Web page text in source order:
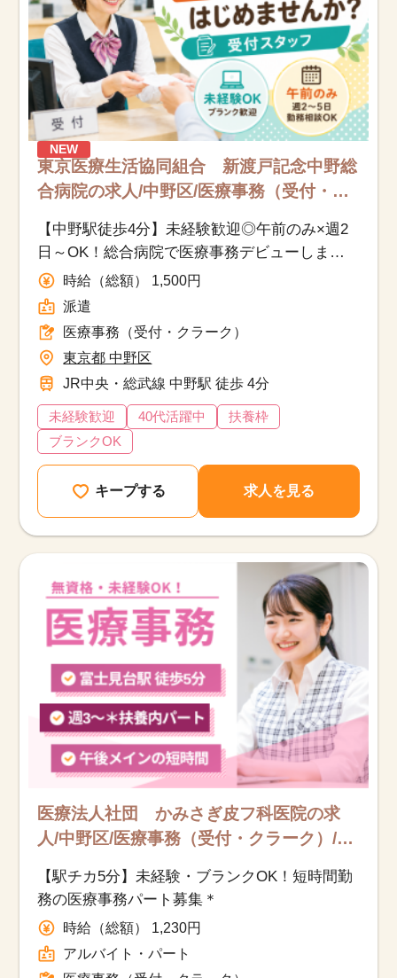
NEW
東京医療生活協同組合 新渡戸記念中野総
合病院の求人/中野区/医療事務（受付・ク
【中野駅徒歩4分】未経験歓迎◎午前のみ×週2
日～OK！総合病院で医療事務デビューしませ
んか？時給（総額） 1,500円
派遣
医療事務（受付・クラーク）
東京都 中野区
JR中央・総武線 中野駅 徒歩 4分
未経験歓迎 40代活躍中
扶養枠
ブランクOK
キープする 求人を見る
医療法人社団 かみさぎ皮フ科医院の求
人/中野区/医療事務（受付・クラーク）/ア
【駅チカ5分】未経験・ブランクOK！短時間勤
務の医療事務パート募集＊
時給（総額） 1,230円
アルバイト・パート